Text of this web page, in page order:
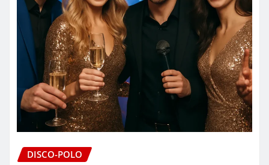
DISCO-POLO